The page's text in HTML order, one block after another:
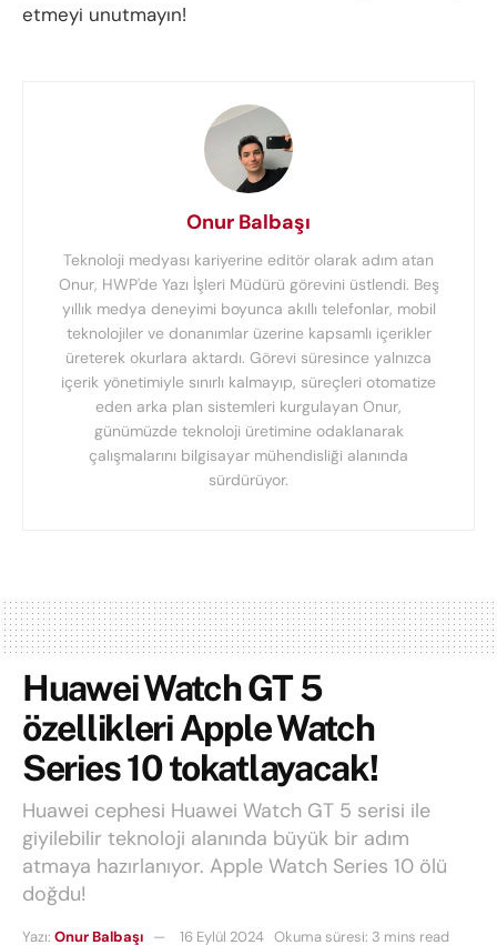
etmeyi unutmayın!
Onur Balbaşı
Teknoloji medyası kariyerine editör olarak adım atan
Onur, HWP'de Yazı İşleri Müdürü görevini üstlendi. Beş
yıllık medya deneyimi boyunca akıllı telefonlar, mobil
teknolojiler ve donanımlar üzerine kapsamlı içerikler
üreterek okurlara aktardı. Görevi süresince yalnızca
içerik yönetimiyle sınırlı kalmayıp, süreçleri otomatize
eden arka plan sistemleri kurgulayan Onur,
günümüzde teknoloji üretimine odaklanarak
çalışmalarını bilgisayar mühendisliği alanında
sürdürüyor.
Huawei Watch GT 5
özellikleri Apple Watch
Series 10 tokatlayacak!
Huawei cephesi Huawei Watch GT 5 serisi ile
giyilebilir teknoloji alanında büyük bir adım
atmaya hazırlanıyor. Apple Watch Series 10 ölü
doğdu!
Yazı: Onur Balbaşı 16 Eylül 2024 Okuma süresi: 3 mins read